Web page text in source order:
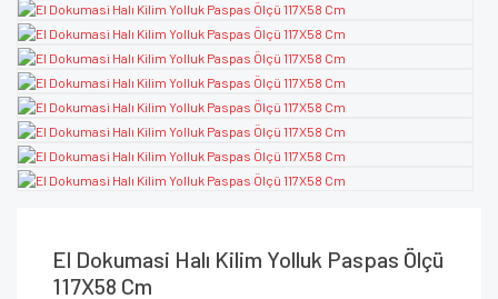
El Dokumasi Halı Kilim Yolluk Paspas Ölçü
117X58 Cm